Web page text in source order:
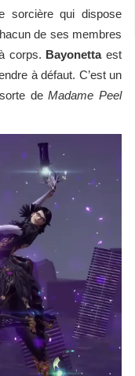
sorcière qui dispose
de ses membres
corps. Bayonettaest
à défaut. C’est un
deMadame Peel